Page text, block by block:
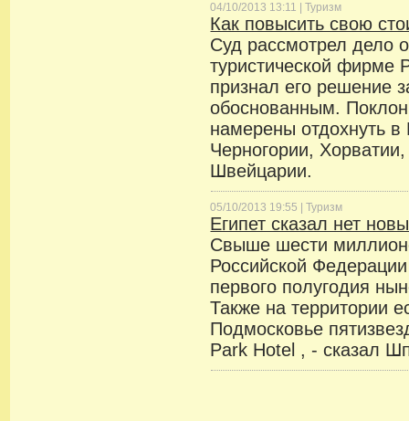
04/10/2013 13:11 |Туризм
Как повысить свою
Суд рассмотрел дело
туристической фирме
признал его решение
обоснованным.
намерены отдохнуть
Черногории,
Швейцарии.
05/10/2013 19:55 |Туризм
Египет сказал нет
Свыше шести
Российской
первого полугодия
Также на территории
Подмосковье
Park Нotel , - сказал